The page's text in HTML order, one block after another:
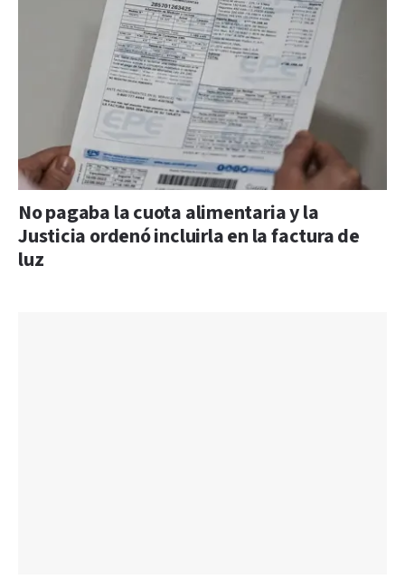
No pagaba la cuota alimentaria y la
Justicia ordenó incluirla en la factura de
luz